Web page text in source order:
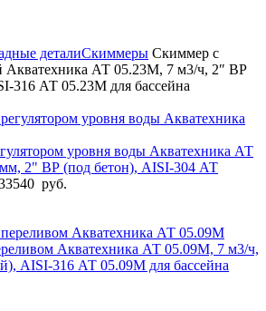
деталиСкиммеры Скиммер с
Акватехника АТ 05.23М, 7 м3/ч, 2″ ВР
316 АТ 05.23М для бассейна
уровня воды Акватехника АТ
2" ВР (под бетон), AISI-304 АТ
руб.
Акватехника АТ 05.09М, 7 м3/ч,
AISI-316 АТ 05.09М для бассейна